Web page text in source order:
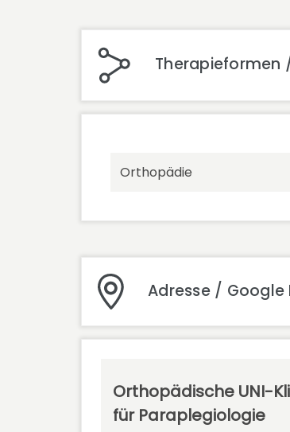
Therapieformen
Orthopädie
Adresse / Google
Orthopädische UNI-
für Paraplegiologie